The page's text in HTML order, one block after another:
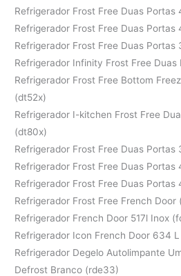
Refrigerador Frost Free Duas Portas
Refrigerador Frost Free Duas
Refrigerador Frost Free Duas Portas
Refrigerador Infinity Frost Free
Refrigerador Frost Free Bottom
(dt52x)
Refrigerador I-kitchen Frost Free
(dt80x)
Refrigerador Frost Free Duas Portas
Refrigerador Frost Free Duas Portas
Refrigerador Frost Free Duas Portas
Refrigerador Frost Free French Door
Refrigerador French Door 517l Inox
Refrigerador Icon French Door 634
Refrigerador Degelo Autolimpante
Defrost Branco (rde33)